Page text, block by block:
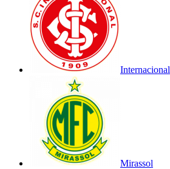
Internacional
Mirassol